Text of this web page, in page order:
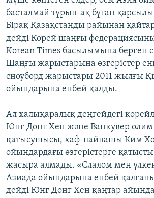
басталмай тұрып-ақ бұған
Бірақ Қазақстанды райынан
дейді Корей шаңғы
Korean Times басылымына берген
Шаңғы жарыстарына өзгерістер
сноуборд жарыстары 2011 жылғы
ойындарына енбей қалды.
Ал халықаралық деңгейдегі
Юнг Донг Хен және Ванкувер
қатысушысы, хаф-пайпашы Ким
ойындардағы өзгерістерге
жасыра алмады. «Слалом мен
Азиада ойындарына енбей қалғаны
дейді Юнг Донг Хен қаңтар